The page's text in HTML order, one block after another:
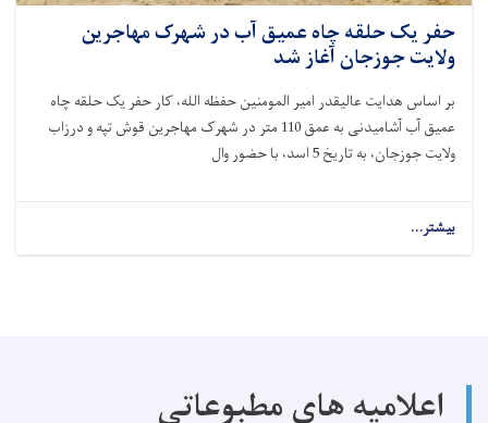
حفر یک حلقه چاه عمیق آب در شهرک مهاجرین
ولایت جوزجان آغاز شد
بر اساس هدایت عالیقدر امیر المومنین حفظه الله، کار حفر یک حلقه چاه
عمیق آب آشامیدنی به عمق 110 متر در شهرک مهاجرین قوش تپه و درزاب
ولایت جوزجان، به تاریخ 5 اسد، با حضور وال
بیشتر...
اعلامیه های مطبوعاتی